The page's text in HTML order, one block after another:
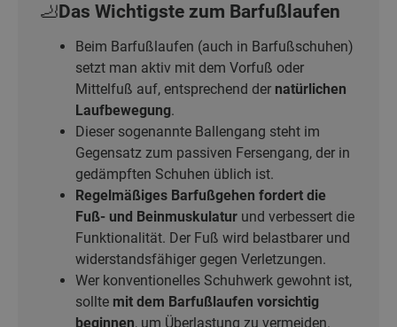
🦶Das Wichtigste zum Barfußlaufen
Beim Barfußlaufen (auch in Barfußschuhen)
setzt man aktiv mit dem Vorfuß oder
Mittelfuß auf, entsprechend der natürlichen
Laufbewegung.
Dieser sogenannte Ballengang steht im
Gegensatz zum passiven Fersengang, der in
gedämpften Schuhen üblich ist.
Regelmäßiges Barfußgehen fordert die
Fuß- und Beinmuskulatur und verbessert die
Funktionalität. Der Fuß wird belastbarer und
widerstandsfähiger gegen Verletzungen.
Wer konventionelles Schuhwerk gewohnt ist,
sollte mit dem Barfußlaufen vorsichtig
beginnen, um Überlastung zu vermeiden.